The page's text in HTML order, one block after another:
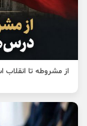
از مشروطه تا